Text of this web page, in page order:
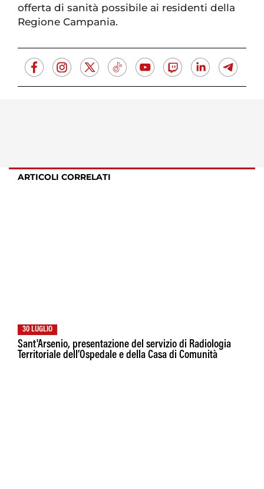
offerta di sanità possibile ai residenti della
Regione Campania.
ARTICOLI CORRELATI
30 LUGLIO
Sant'Arsenio, presentazione del servizio di Radiologia
Territoriale dell’Ospedale e della Casa di Comunità